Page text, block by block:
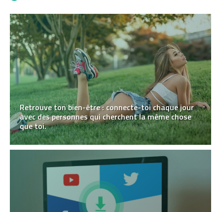
Retrouve ton bien-être : connecte-toi chaque jour
avec des personnes qui cherchent la même chose
que toi.